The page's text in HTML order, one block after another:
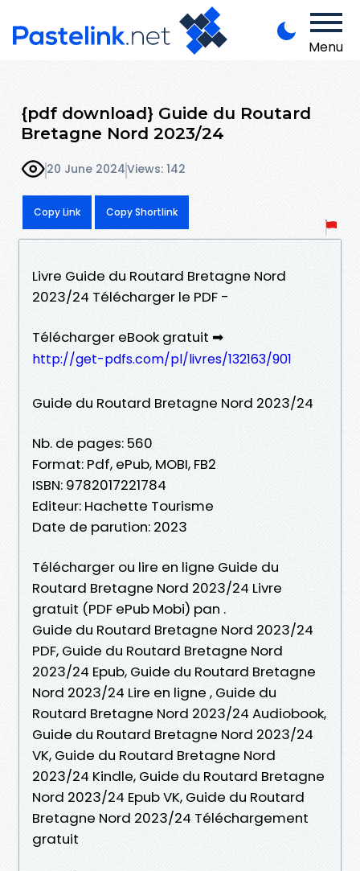
Menu
{pdf download} Guide du Routard
Bretagne Nord 2023/24
20 June 2024Views: 142
Copy Link Copy Shortlink
Livre Guide du Routard Bretagne Nord
2023/24 Télécharger le PDF -
Télécharger eBook gratuit ➡
http://get-pdfs.com/pl/livres/132163/901
Guide du Routard Bretagne Nord 2023/24
Nb. de pages: 560
Format: Pdf, ePub, MOBI, FB2
ISBN: 9782017221784
Editeur: Hachette Tourisme
Date de parution: 2023
Télécharger ou lire en ligne Guide du
Routard Bretagne Nord 2023/24 Livre
gratuit (PDF ePub Mobi) pan .
Guide du Routard Bretagne Nord 2023/24
PDF, Guide du Routard Bretagne Nord
2023/24 Epub, Guide du Routard Bretagne
Nord 2023/24 Lire en ligne , Guide du
Routard Bretagne Nord 2023/24 Audiobook,
Guide du Routard Bretagne Nord 2023/24
VK, Guide du Routard Bretagne Nord
2023/24 Kindle, Guide du Routard Bretagne
Nord 2023/24 Epub VK, Guide du Routard
Bretagne Nord 2023/24 Téléchargement
gratuit